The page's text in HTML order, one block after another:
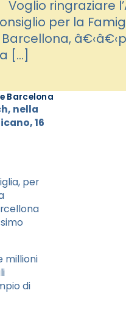
ringraziare
per la
[…]
Barcelona
nella
16
per
millioni
di